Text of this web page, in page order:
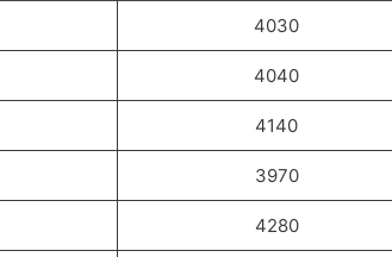
4030
4040
4140
3970
4280